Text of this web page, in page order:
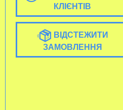
КЛІЄНТІВ
ВІДСТЕЖИТИ
ЗАМОВЛЕННЯ